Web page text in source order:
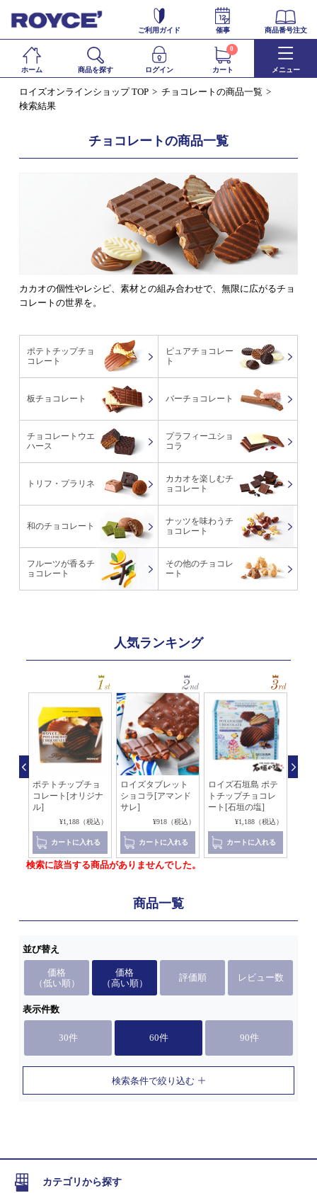
ご利用ガイド 催事 商品番号注文
ホーム 商品を探す ログイン カート
0
メニュー
ロイズオンラインショップ TOP
チョコレートの商品一覧
検索結果
チョコレートの商品一覧
カカオの個性やレシピ、素材との組み合わせで、無限に広がるチョ
コレートの世界を。
ポテトチップチョ
コレート
ピュアチョコレー
ト
板チョコレート バーチョコレート
チョコレートウエ
ハース
プラフィーユショ
コラ
トリフ・プラリネ
カカオを楽しむチ
ョコレート
和のチョコレート
ナッツを味わうチ
ョコレート
フルーツが香るチ
ョコレート
その他のチョコレ
ート
人気ランキング
ポテトチップチョ
コレート[オリジナ
ル]
¥1,188（税込）
カートに入れる
ロイズタブレット
ショコラ[アマンド
サレ]
¥918（税込）
カートに入れる
ロイズ石垣島 ポテ
トチップチョコレ
ート[石垣の塩]
¥1,188（税込）
カートに入れる
検索に該当する商品がありませんでした。
商品一覧
並び替え
価格
（低い順）
価格
（高い順）
評価順 レビュー数
表示件数
30件 60件 90件
検索条件で絞り込む
カテゴリから探す